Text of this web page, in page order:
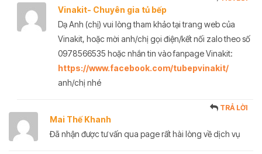
Vinakit- Chuyên gia tủ bếp
Dạ Anh (chị) vui lòng tham khảo tại trang web của
Vinakit, hoặc mời anh/chị gọi điện/kết nối zalo theo số
0978566535 hoặc nhắn tin vào fanpage Vinakit:
https://www.facebook.com/tubepvinakit/
anh/chị nhé
Mai Thế Khanh
TRẢ LỜI
Đã nhận được tư vấn qua page rất hài lòng về dịch vụ